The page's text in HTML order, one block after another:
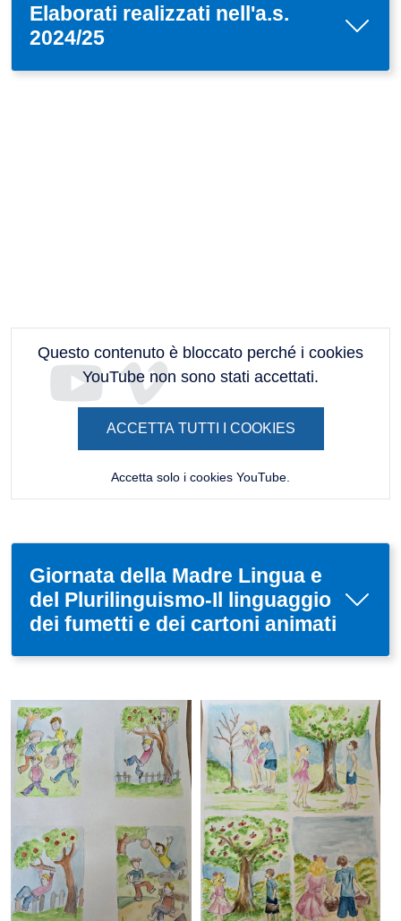
Elaborati realizzati nell'a.s.
2024/25
Questo contenuto è bloccato perché i cookies
YouTube non sono stati accettati.
ACCETTA TUTTI I COOKIES
Accetta solo i cookies YouTube.
Giornata della Madre Lingua e
del Plurilinguismo-Il linguaggio
dei fumetti e dei cartoni animati